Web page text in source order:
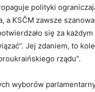
polityki
a KSČM zawsze
się za
Jej zdaniem, to
rządu”.
wyborów